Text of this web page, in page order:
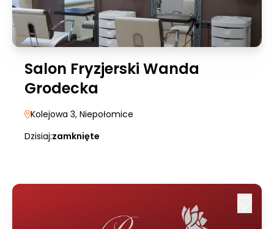
Salon Fryzjerski Wanda
Grodecka
Kolejowa 3, Niepołomice
Dzisiaj:zamknięte